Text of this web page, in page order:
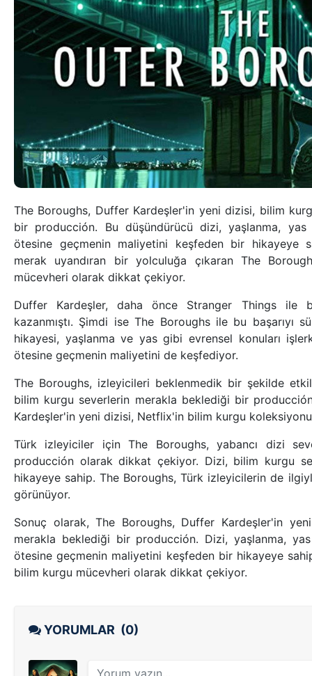
The Boroughs, Duffer Kardeşler'in yeni dizisi, bilim
bir producción. Bu düşündürücü dizi, yaşlanma, yas
ötesine geçmenin maliyetini keşfeden bir hikayeye
merak uyandıran bir yolculuğa çıkaran The
mücevheri olarak dikkat çekiyor.
Duffer Kardeşler, daha önce Stranger Things ile
kazanmıştı. Şimdi ise The Boroughs ile bu başarıyı
hikayesi, yaşlanma ve yas gibi evrensel konuları
ötesine geçmenin maliyetini de keşfediyor.
The Boroughs, izleyicileri beklenmedik bir şekilde
bilim kurgu severlerin merakla beklediği bir
Kardeşler'in yeni dizisi, Netflix'in bilim kurgu
Türk izleyiciler için The Boroughs, yabancı dizi
producción olarak dikkat çekiyor. Dizi, bilim kurgu
hikayeye sahip. The Boroughs, Türk izleyicilerin de
görünüyor.
Sonuç olarak, The Boroughs, Duffer Kardeşler'in
merakla beklediği bir producción. Dizi, yaşlanma, yas
ötesine geçmenin maliyetini keşfeden bir hikayeye
bilim kurgu mücevheri olarak dikkat çekiyor.
YORUMLAR (0)